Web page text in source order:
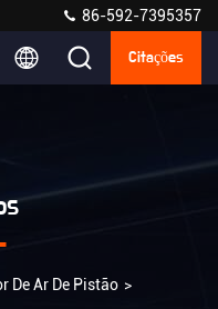
86-592-7395357
Citações
De Ar De Pistão >